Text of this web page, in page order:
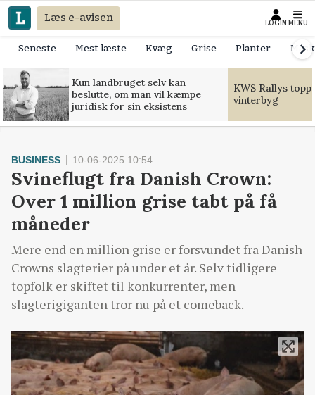
Læs e-avisen LOGIN MENU
Seneste Mest læste Kvæg Grise Planter
Kun landbruget selv kan
beslutte, om man vil kæmpe
juridisk for sin eksistens
KWS Rallys
vinterbyg
BUSINESS 10-06-2025 10:54
Svineflugt fra Danish Crown:
Over 1 million grise tabt på få
måneder
Mere end en million grise er forsvundet fra Danish
Crowns slagterier på under et år. Selv tidligere
topfolk er skiftet til konkurrenter, men
slagterigiganten tror nu på et comeback.